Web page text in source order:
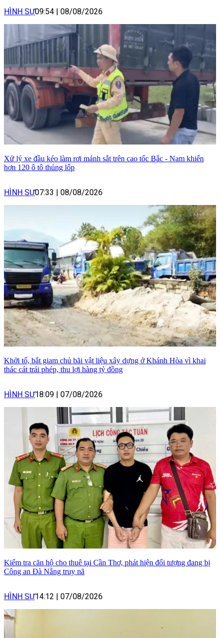
HÌNH SỰ09:54 | 08/08/2026
Xử lý xe đầu kéo làm rơi mảnh sắt trên cao tốc Bắc - Nam khiến
hơn 120 ô tô thủng lốp
HÌNH SỰ07:33 08/08/2026
Khởi tố, bắt giam chủ bãi vật liệu xây dựng ở Khánh Hòa vì khai
thác cát trái phép, thu lợi hàng tỷ đồng
HÌNH SỰ18:09 07/08/2026
Kiểm tra căn hộ cho thuê tại Cần Thơ, phát hiện đối tượng đang bị
Công an Đà Nẵng truy nã
HÌNH SỰ14:12 07/08/2026